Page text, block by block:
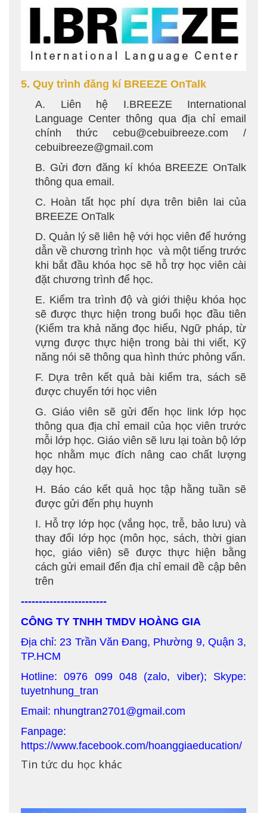
5. Quy trình đăng kí BREEZE OnTalk
A. Liên hệ I.BREEZE International
Language Center thông qua địa chỉ email
chính thức cebu@cebuibreeze.com /
cebuibreeze@gmail.com
B. Gửi đơn đăng kí khóa BREEZE OnTalk
thông qua email.
C. Hoàn tất học phí dựa trên biên lai của
BREEZE OnTalk
D. Quản lý sẽ liên hệ với học viên để hướng
dẫn về chương trình học và một tiếng trước
khi bắt đầu khóa học sẽ hỗ trợ học viên cài
đặt chương trình để học.
E. Kiểm tra trình độ và giới thiệu khóa học
sẽ được thực hiện trong buổi học đầu tiên
(Kiểm tra khả năng đọc hiểu, Ngữ pháp, từ
vựng được thực hiện trong bài thi viết, Kỹ
năng nói sẽ thông qua hình thức phỏng vấn.
F. Dựa trên kết quả bài kiểm tra, sách sẽ
được chuyển tới học viên
G. Giáo viên sẽ gửi đến học link lớp học
thông qua địa chỉ email của học viên trước
mỗi lớp học. Giáo viên sẽ lưu lại toàn bộ lớp
học nhằm mục đích nâng cao chất lượng
dạy học.
H. Báo cáo kết quả học tập hằng tuần sẽ
được gửi đến phụ huynh
I. Hỗ trợ lớp học (vắng học, trễ, bảo lưu) và
thay đổi lớp học (môn học, sách, thời gian
học, giáo viên) sẽ được thực hiện bằng
cách gửi email đến địa chỉ email đề cập bên
trên
------------------------
CÔNG TY TNHH TMDV HOÀNG GIA
Địa chỉ: 23 Trần Văn Đang, Phường 9, Quận 3,
TP.HCM
Hotline: 0976 099 048 (zalo, viber); Skype:
tuyetnhung_tran
Email: nhungtran2701@gmail.com
Fanpage:
https://www.facebook.com/hoanggiaeducation/
Tin tức du học khác